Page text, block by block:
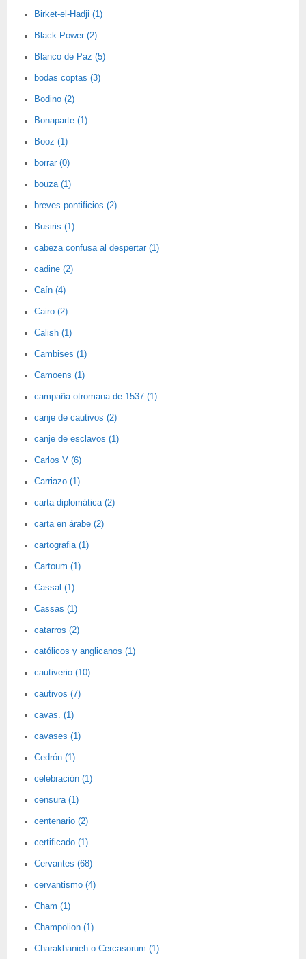
Birket-el-Hadji (1)
Black Power (2)
Blanco de Paz (5)
bodas coptas (3)
Bodino (2)
Bonaparte (1)
Booz (1)
borrar (0)
bouza (1)
breves pontificios (2)
Busiris (1)
cabeza confusa al despertar (1)
cadine (2)
Caín (4)
Cairo (2)
Calish (1)
Cambises (1)
Camoens (1)
campaña otromana de 1537 (1)
canje de cautivos (2)
canje de esclavos (1)
Carlos V (6)
Carriazo (1)
carta diplomática (2)
carta en árabe (2)
cartografia (1)
Cartoum (1)
Cassal (1)
Cassas (1)
catarros (2)
católicos y anglicanos (1)
cautiverio (10)
cautivos (7)
cavas. (1)
cavases (1)
Cedrón (1)
celebración (1)
censura (1)
centenario (2)
certificado (1)
Cervantes (68)
cervantismo (4)
Cham (1)
Champolion (1)
Charakhanieh o Cercasorum (1)